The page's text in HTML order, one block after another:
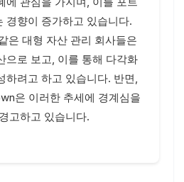
경향이 증가하고 있습니다.
은 대형 자산 관리 회사들은
으로 보고, 이를 통해 다각화
하려고 하고 있습니다. 반면,
은 이러한 추세에 경계심을
고하고 있습니다.